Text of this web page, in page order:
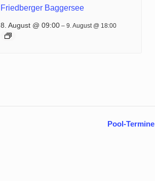
Friedberger Baggersee
8. August @ 09:00– 9. August @ 18:00
Pool-Termine